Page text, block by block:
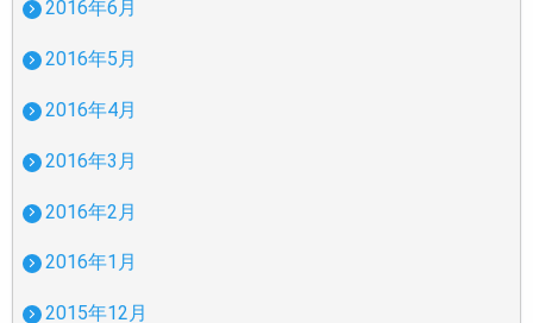
2016年6月
2016年5月
2016年4月
2016年3月
2016年2月
2016年1月
2015年12月